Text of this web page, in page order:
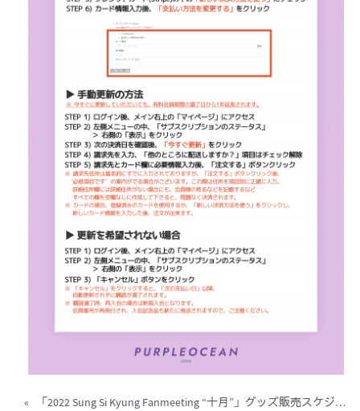
«
「2022 Sung Si Kyung Fanmeeting “十月”」グッズ販売スケジュールのご案内